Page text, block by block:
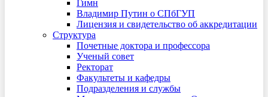
Гимн
Владимир Путин о СПбГУП
Лицензия и свидетельство об аккредитации
Структура
Почетные доктора и профессора
Ученый совет
Ректорат
Факультеты и кафедры
Подразделения и службы